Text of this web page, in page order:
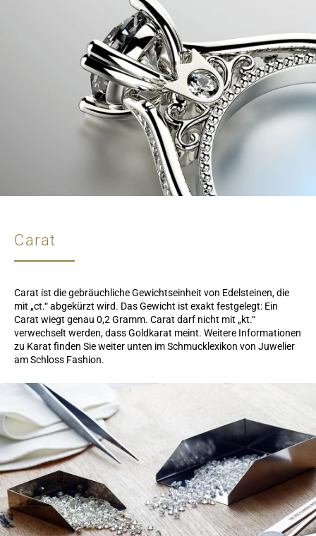
Carat
Carat ist die gebräuchliche Gewichtseinheit von Edelsteinen, die
mit „ct.“ abgekürzt wird. Das Gewicht ist exakt festgelegt: Ein
Carat wiegt genau 0,2 Gramm. Carat darf nicht mit „kt.“
verwechselt werden, dass Goldkarat meint. Weitere Informationen
zu Karat finden Sie weiter unten im Schmucklexikon von Juwelier
am Schloss Fashion.